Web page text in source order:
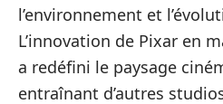
l’environnement et
L’innovation de Pixar en
a redéfini le paysage
entraînant d’autres